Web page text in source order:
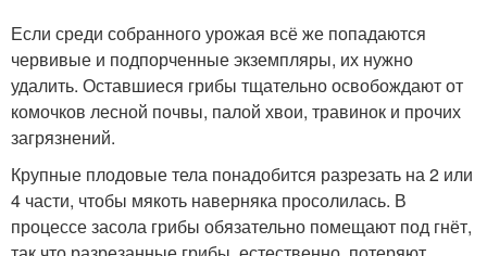
Если среди собранного урожая всё же попадаются
червивые и подпорченные экземпляры, их нужно
удалить. Оставшиеся грибы тщательно освобождают от
комочков лесной почвы, палой хвои, травинок и прочих
загрязнений.
Крупные плодовые тела понадобится разрезать на 2 или
4 части, чтобы мякоть наверняка просолилась. В
процессе засола грибы обязательно помещают под гнёт,